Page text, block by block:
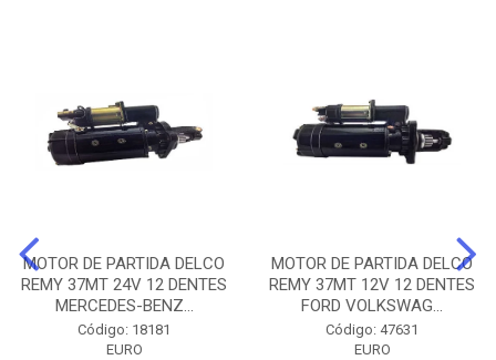
MOTOR DE PARTIDA DELCO
REMY 37MT 24V 12 DENTES
MERCEDES-BENZ...
Código: 18181
EURO
MOTOR DE PARTIDA DELCO
REMY 37MT 12V 12 DENTES
FORD VOLKSWAG...
Código: 47631
EURO